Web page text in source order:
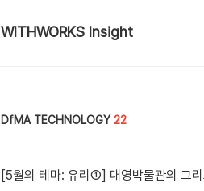
WITHWORKS Insight
DfMA TECHNOLOGY 22